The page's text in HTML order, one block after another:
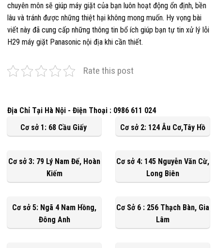
chuyên môn sẽ giúp máy giặt của bạn luôn hoạt động ổn định, bền
lâu và tránh được những thiệt hại không mong muốn. Hy vọng bài
viết này đã cung cấp những thông tin bổ ích giúp bạn tự tin xử lý lỗi
H29 máy giặt Panasonic nội địa khi cần thiết.
Rate this post
Địa Chỉ Tại Hà Nội - Điện Thoại : 0986 611 024
Cơ sở 1: 68 Cầu Giấy
Cơ sở 2: 124 Âu Cơ,Tây Hồ
Cơ sở 3: 79 Lý Nam Đế, Hoàn
Kiếm
Cơ sở 4: 145 Nguyễn Văn Cừ,
Long Biên
Cơ sở 5: Ngã 4 Nam Hồng,
Đông Anh
Cơ Sở 6 : 256 Thạch Bàn, Gia
Lâm